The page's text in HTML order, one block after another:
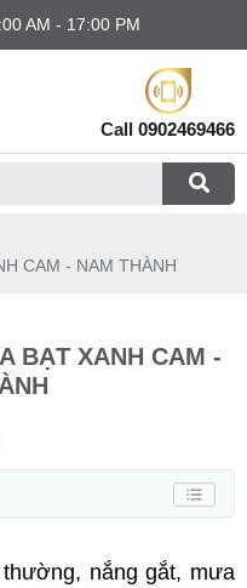
AM - 17:00 PM
Call 0902469466
CAM - NAM THÀNH
BẠT XANH CAM -
nắng gắt, mưa